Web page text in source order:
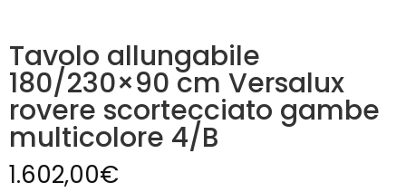
Tavolo allungabile
180/230×90 cm Versalux
rovere scortecciato gambe
multicolore 4/B
1.602,00€